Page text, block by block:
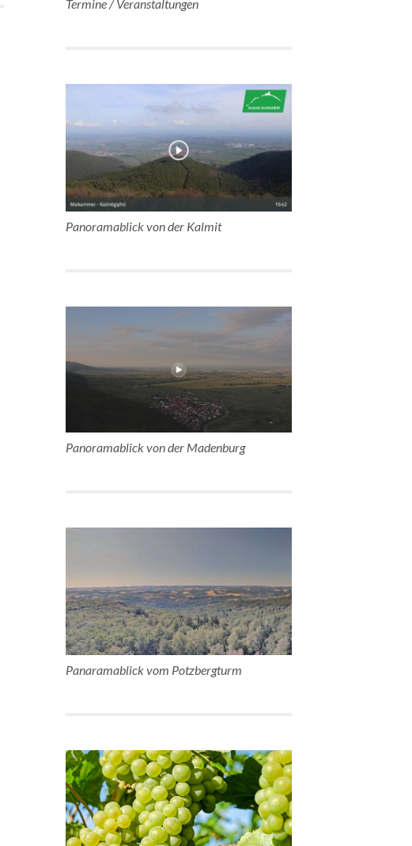
Termine / Veranstaltungen
Panoramablick von der Kalmit
Panoramablick von der Madenburg
Panaramablick vom Potzbergturm